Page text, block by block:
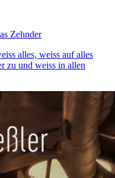
Zehnder
alles, weiss auf alles
zu und weiss in allen